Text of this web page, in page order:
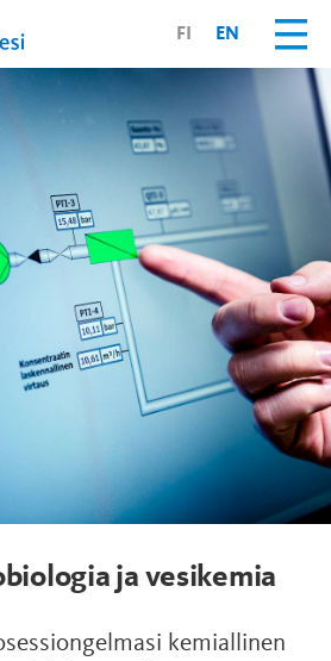
FI EN
ja vesikemia
kemiallinen